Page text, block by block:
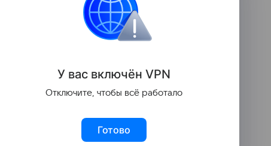
выгодную ставку по вкладам
Финанс Банк — вклад можно
годовых, сумма вклада —
У вас включён VPN
Отключите, чтобы всё работало
Готово